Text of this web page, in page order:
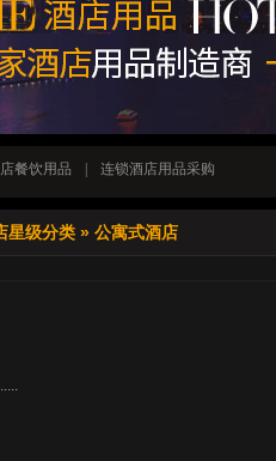
餐饮用品 连锁酒店用品采购
星级分类 » 公寓式酒店